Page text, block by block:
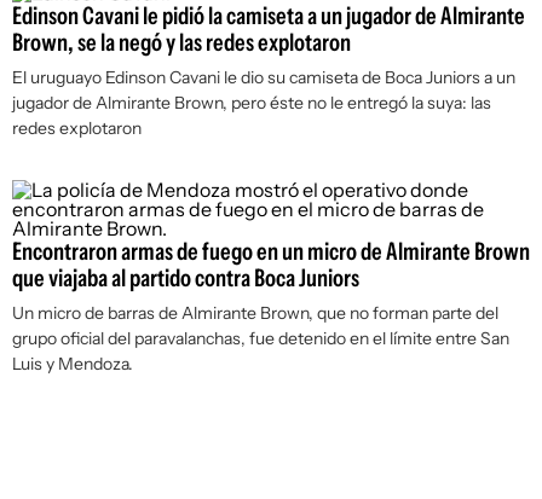
Edinson Cavani le pidió la camiseta a un jugador de Almirante
Brown, se la negó y las redes explotaron
El uruguayo Edinson Cavani le dio su camiseta de Boca Juniors a un
jugador de Almirante Brown, pero éste no le entregó la suya: las
redes explotaron
Encontraron armas de fuego en un micro de Almirante Brown
que viajaba al partido contra Boca Juniors
Un micro de barras de Almirante Brown, que no forman parte del
grupo oficial del paravalanchas, fue detenido en el límite entre San
Luis y Mendoza.